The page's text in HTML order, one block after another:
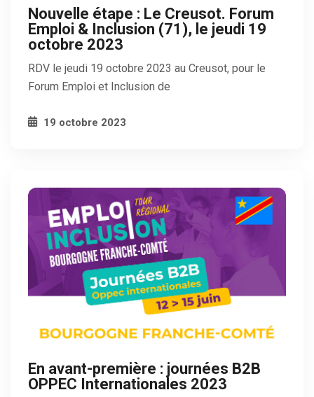
Nouvelle étape : Le Creusot. Forum
Emploi & Inclusion (71), le jeudi 19
octobre 2023
RDV le jeudi 19 octobre 2023 au Creusot, pour le
Forum Emploi et Inclusion de
19 octobre 2023
En avant-première : journées B2B
OPPEC Internationales 2023